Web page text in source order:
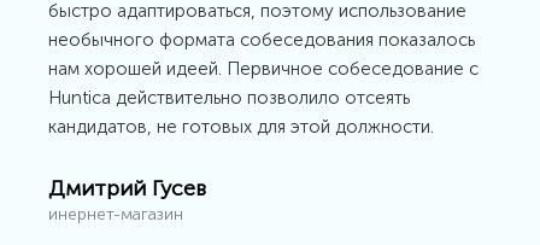
быстро адаптироваться, поэтому использование
необычного формата собеседования показалось
нам хорошей идеей. Первичное собеседование с
Huntica действительно позволило отсеять
кандидатов, не готовых для этой должности.
Дмитрий Гусев
инернет-магазин